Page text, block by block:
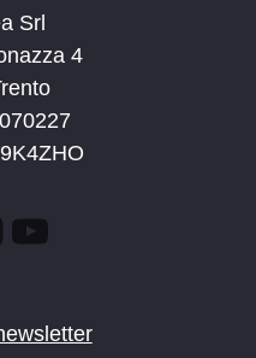
Srl
4
YouTube